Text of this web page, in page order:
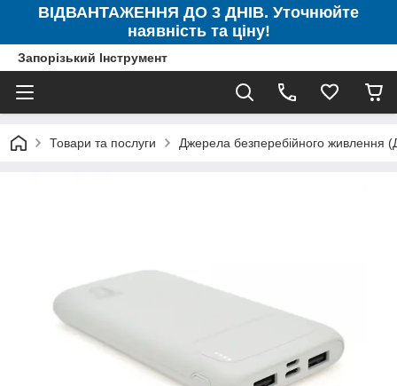
ВІДВАНТАЖЕННЯ ДО 3 ДНІВ. Уточнюйте
наявність та ціну!
Запорізький Інструмент
Товари та послуги Джерела безперебійного живлення